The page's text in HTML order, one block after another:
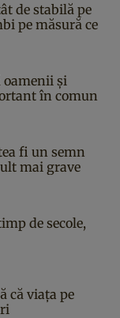
de stabilă pe
pe măsură ce
oamenii și
în comun
fi un semn
mai grave
de secole,
că viața pe